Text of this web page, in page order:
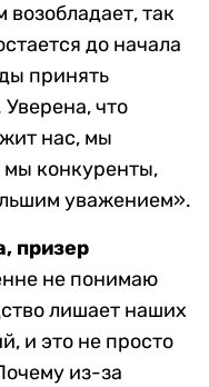
так
до начала
принять
что
нас, мы
мы конкуренты,
уважением».
призер
не понимаю
лишает наших
и это не просто
из-за